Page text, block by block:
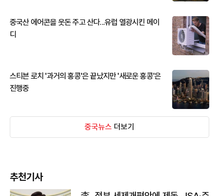
중국산 에어콘을 웃돈 주고 산다...유럽 열광시킨 메이
디
스티븐 로치 '과거의 홍콩'은 끝났지만 '새로운 홍콩'은
진행중
중국뉴스 더보기
추천기사